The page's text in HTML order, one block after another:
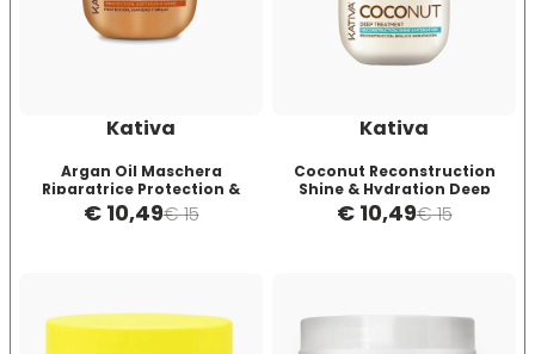
Dr.K Soap Company
Estas
Eugène Perma
Euro Marbel
Euro Stil
Kativa
Argan Oil Maschera
Riparatrice Protection &
Shine 250ml
€ 10,49€ 15
Kativa
Coconut Reconstruction
Shine & Hydration Deep
Treatment Maschera 250ml
€ 10,49€ 15